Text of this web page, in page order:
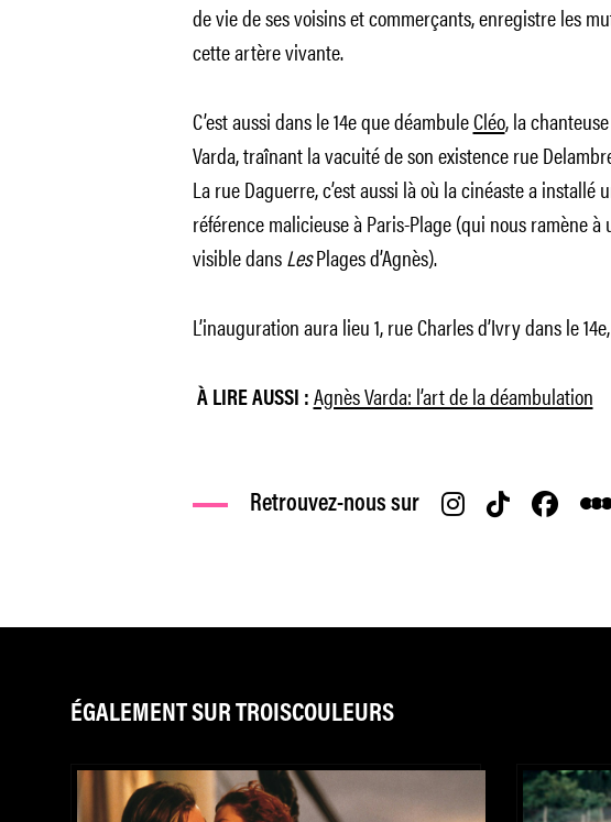
de vie de ses voisins et commerçants, enregistre les
cette artère vivante.
C’est aussi dans le 14e que déambuleCléo, la
Varda, traînant la vacuité de son existence rue
La rue Daguerre, c’est aussi là où la cinéaste a installé
référence malicieuse à Paris-Plage (qui nous ramène
visible dansLesPlages d’Agnès).
L’inauguration aura lieu 1, rue Charles d’Ivry dans le
À LIRE AUSSI : Agnès Varda: l’art de la déambulation
Retrouvez-nous sur
ÉGALEMENT SUR TROISCOULEURS